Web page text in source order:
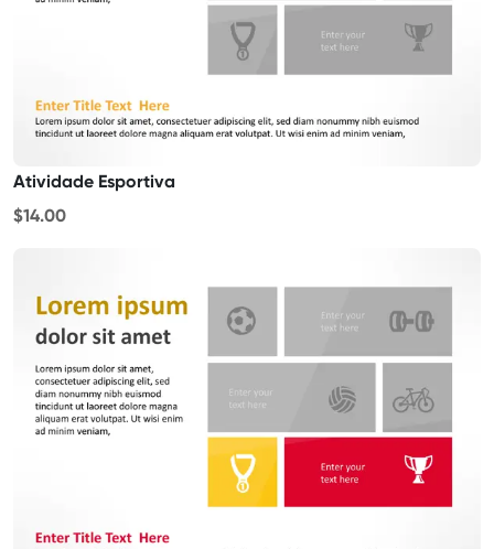
Atividade Esportiva
$14.00